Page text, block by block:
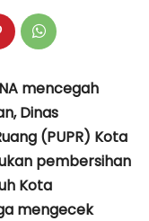
mencegah
Dinas
(PUPR) Kota
pembersihan
Kota
mengecek